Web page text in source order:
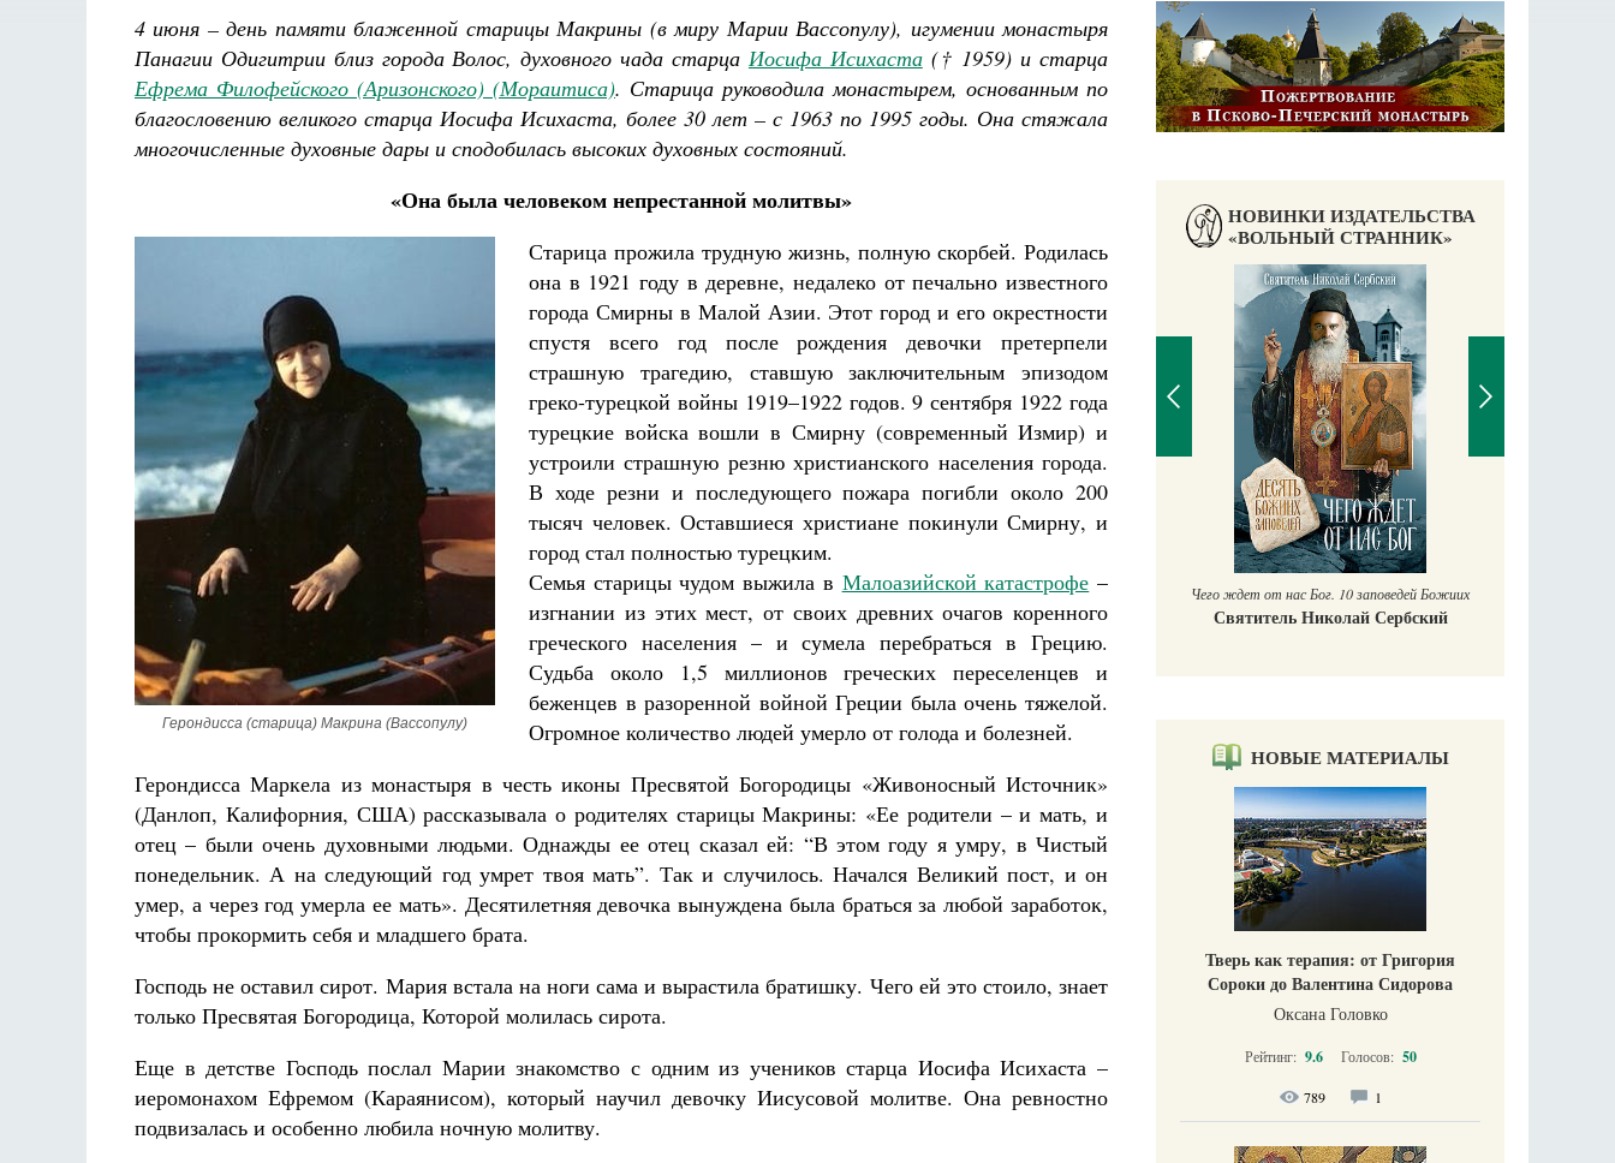
4 июня – день памяти блаженной старицы Макрины (в миру Марии Вассопулу), игумении монастыря
Панагии Одигитрии близ города Волос, духовного чада старца Иосифа Исихаста(† 1959) и старца
Ефрема Филофейского (Аризонского) (Мораитиса). Старица руководила монастырем, основанным по
благословению великого старца Иосифа Исихаста, более 30 лет – с 1963 по 1995 годы. Она стяжала
многочисленные духовные дары и сподобилась высоких духовных состояний.
«Она была человеком непрестанной молитвы»
Герондисса (старица) Макрина (Вассопулу)
Старица прожила трудную жизнь, полную скорбей. Родилась
она в 1921 году в деревне, недалеко от печально известного
города Смирны в Малой Азии. Этот город и его окрестности
спустя всего год после рождения девочки претерпели
страшную трагедию, ставшую заключительным эпизодом
греко-турецкой войны 1919–1922 годов. 9 сентября 1922 года
турецкие войска вошли в Смирну (современный Измир) и
устроили страшную резню христианского населения города.
В ходе резни и последующего пожара погибли около 200
тысяч человек. Оставшиеся христиане покинули Смирну, и
город стал полностью турецким.
Семья старицы чудом выжила в Малоазийской катастрофе –
изгнании из этих мест, от своих древних очагов коренного
греческого населения – и сумела перебраться в Грецию.
Судьба около 1,5 миллионов греческих переселенцев и
беженцев в разоренной войной Греции была очень тяжелой.
Огромное количество людей умерло от голода и болезней.
Герондисса Маркела из монастыря в честь иконы Пресвятой Богородицы «Живоносный Источник»
(Данлоп, Калифорния, США) рассказывала о родителях старицы Макрины: «Ее родители – и мать, и
отец – были очень духовными людьми. Однажды ее отец сказал ей: “В этом году я умру, в Чистый
понедельник. А на следующий год умрет твоя мать”. Так и случилось. Начался Великий пост, и он
умер, а через год умерла ее мать». Десятилетняя девочка вынуждена была браться за любой заработок,
чтобы прокормить себя и младшего брата.
Господь не оставил сирот. Мария встала на ноги сама и вырастила братишку. Чего ей это стоило, знает
только Пресвятая Богородица, Которой молилась сирота.
Еще в детстве Господь послал Марии знакомство с одним из учеников старца Иосифа Исихаста –
иеромонахом Ефремом (Караянисом), который научил девочку Иисусовой молитве. Она ревностно
подвизалась и особенно любила ночную молитву.
НОВИНКИ ИЗДАТЕЛЬСТВА
«ВОЛЬНЫЙ СТРАННИК»
Разлуки не будет
Фредерика де Грааф Как найти своё место в жизни
Кирилл Мурышев
Роман Котов Чего ждет от нас Бог. 10 заповедей Божиих
Святитель Николай Сербский
НОВЫЕ МАТЕРИАЛЫ
Тверь как терапия: от Григория
Сороки до Валентина Сидорова
Оксана Головко
Рейтинг: 9.6 Голосов: 50
789 1